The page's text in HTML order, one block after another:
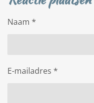
Naam *
E-mailadres *